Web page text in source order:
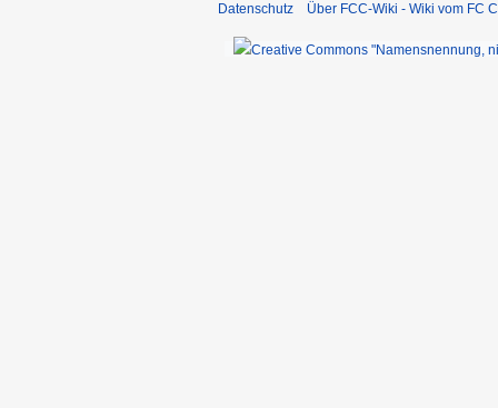
Datenschutz Über FCC-Wiki - Wiki vom FC